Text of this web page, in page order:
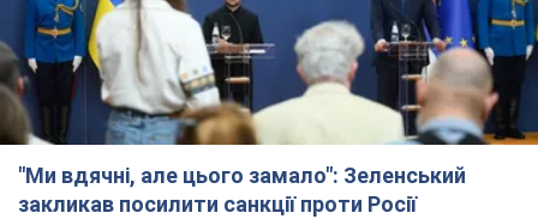
"Ми вдячні, але цього замало": Зеленський
закликав посилити санкції проти Росії